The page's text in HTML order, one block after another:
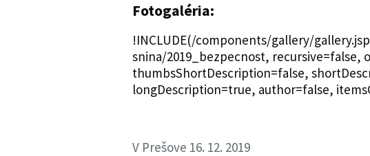
Fotogaléria:
!INCLUDE(/components/gallery/
snina/2019_bezpecnost,
thumbsShortDescription=false,
longDescription=true, author=false,
V Prešove 16. 12. 2019